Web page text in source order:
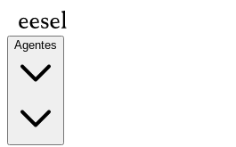
Agentes